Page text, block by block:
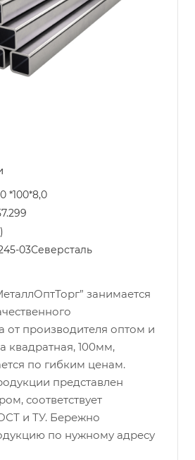
*100*8,0
03Северсталь
занимается
от производителя оптом и
квадратная, 100мм,
по гибким ценам.
представлен
соответствует
и ТУ. Бережно
по нужному адресу